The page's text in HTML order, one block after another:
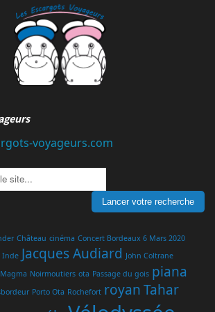
voyageurs.com
Château cinéma Concert Bordeaux 6 Mars 2020
Inde Jacques Audiard John Coltrane
Magma Noirmoutiers ota Passage du gois piana
Porto Ota Rochefort royanTahar